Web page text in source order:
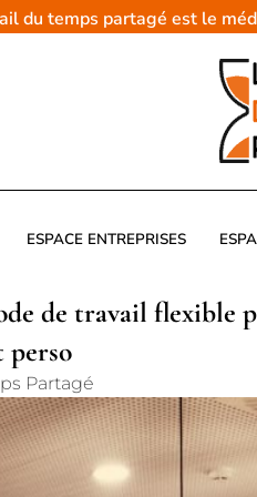
du temps partagé est le
ESPACE ENTREPRISES
de travail flexible
perso
Partagé